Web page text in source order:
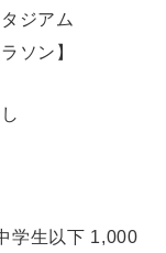
ジアム
ソン】
学生以下 1,000